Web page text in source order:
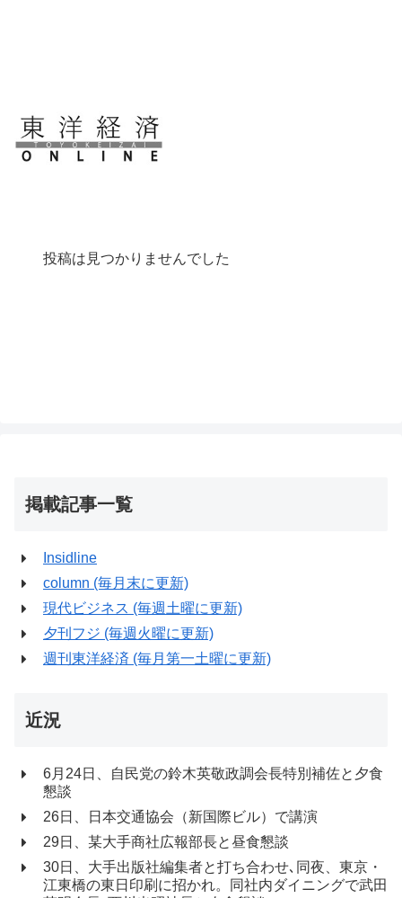
投稿は見つかりませんでした
掲載記事一覧
Insidline
column (毎月末に更新)
現代ビジネス (毎週土曜に更新)
夕刊フジ (毎週火曜に更新)
週刊東洋経済 (毎月第一土曜に更新)
近況
6月24日、自民党の鈴木英敬政調会長特別補佐と夕食
懇談
26日、日本交通協会（新国際ビル）で講演
29日、某大手商社広報部長と昼食懇談
30日、大手出版社編集者と打ち合わせ､同夜、東京・
江東橋の東日印刷に招かれ。同社内ダイニングで武田